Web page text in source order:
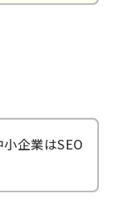
小企業はSEO